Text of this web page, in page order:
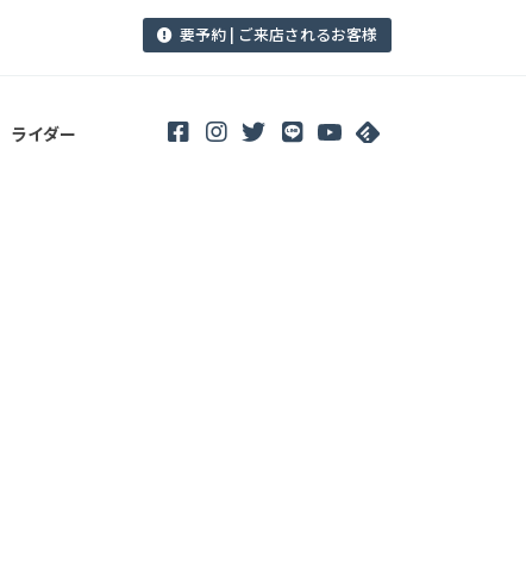
要予約 | ご来店されるお客様
ライダー